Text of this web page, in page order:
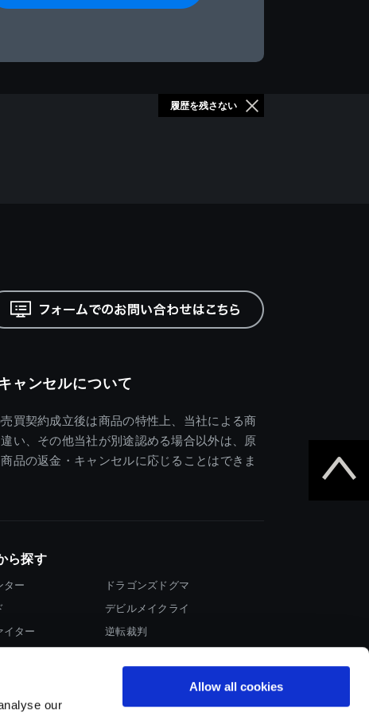
our
Allow all cookies
履歴を残さない
ャンセルについて
買契約成立後は商品の特性上、当社による商
い、その他当社が別途認める場合以外は、原
品の返金・キャンセルに応じることはできま
ら探す
ター
イター
ドラゴンズドグマ
デビルメイクライ
逆転裁判